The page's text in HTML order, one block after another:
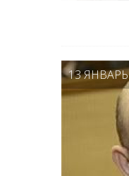
13 ЯНВАРЬ